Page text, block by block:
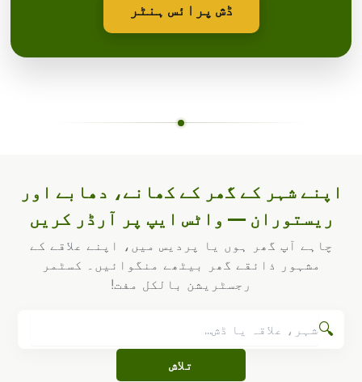
ڈش پرائس ہنٹر
اپنے شہر کے گھر کے کھانے، دھابے اور
ریستوران — واٹس ایپ پر آرڈر کریں
چاہے آپ گھر ہوں یا پردیس میں، اپنے علاقے کے
مشہور ذائقے گھر بیٹھے منگوائیں۔ کسٹمر
رجسٹریشن بالکل مفت!
🔍
تلاش